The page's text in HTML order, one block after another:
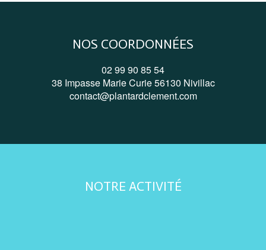
NOS COORDONNÉES
02 99 90 85 54
38 Impasse Marie Curie 56130 Nivillac
contact@plantardclement.com
NOTRE ACTIVITÉ